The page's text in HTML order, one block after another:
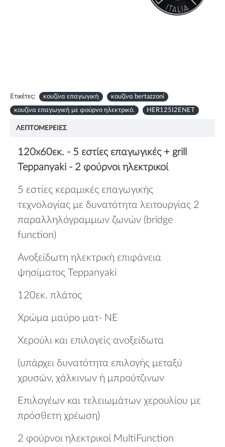
Ετικέτες: κουζίνα επαγωγική κουζίνα bertazzoni
κουζίνα επαγωγική με φούρνο ηλεκτρικό. HER125I2ENET
ΛΕΠΤΟΜΈΡΕΙΕΣ
120x60εκ. - 5 εστίες επαγωγικές + grill
Teppanyaki - 2 φούρνοι ηλεκτρικοί
5 εστίες κεραμικές επαγωγικής
τεχνολογίας με δυνατότητα λειτουργίας 2
παραλληλόγραμμων ζωνών (bridge
function)
Ανοξείδωτη ηλεκτρική επιφάνεια
ψησίματος Teppanyaki
120εκ. πλάτος
Χρώμα μαύρο ματ- ΝΕ
Χερούλι και επιλογείς ανοξείδωτα
(υπάρχει δυνατότητα επιλογής μεταξύ
χρυσών, χάλκινων ή μπρούτζινων
Επιλογέων και τελειωμάτων χερουλίου με
πρόσθετη χρέωση)
2 φούρνοι ηλεκτρικοί MultiFunction